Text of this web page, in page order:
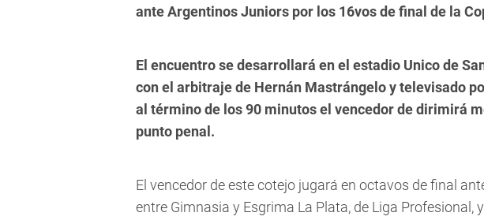
ante Argentinos Juniors por los 16vos de final de la
El encuentro se desarrollará en el estadio Unico de
con el arbitraje de Hernán Mastrángelo y televisado
al término de los 90 minutos el vencedor de dirimirá
punto penal.
El vencedor de este cotejo jugará en octavos de final
entre Gimnasia y Esgrima La Plata, de Liga Profesional,